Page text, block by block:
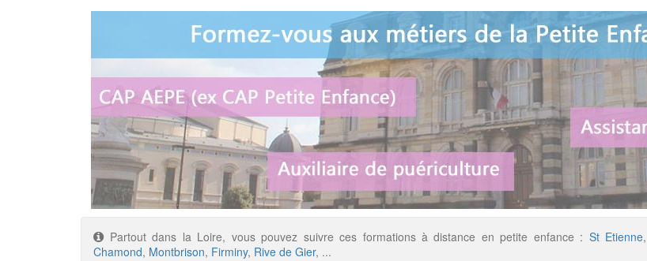
Partout dans la Loire, vous pouvez suivre ces formations à distance en petite enfance : St Etienne,
Chamond, Montbrison, Firminy, Rive de Gier, ...